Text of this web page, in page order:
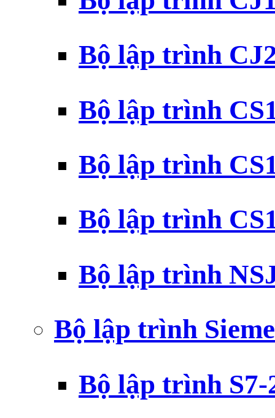
Bộ lập trình
Bộ lập trình
Bộ lập trình
Bộ lập trình
Bộ lập trình
Bộ lập trình
Bộ lập trình S7-